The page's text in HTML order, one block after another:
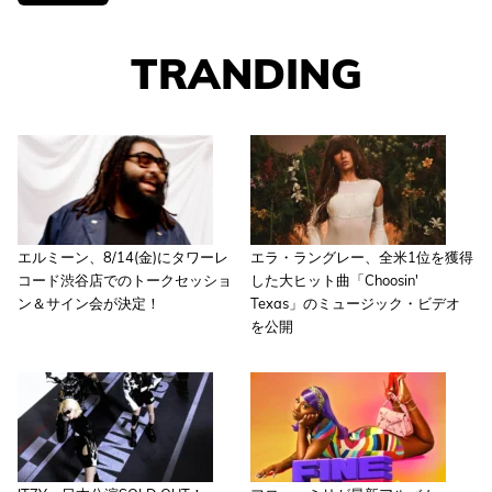
TRANDING
エルミーン、8/14(金)にタワーレ
コード渋谷店でのトークセッショ
ン＆サイン会が決定！
エラ・ラングレー、全米1位を獲得
した大ヒット曲「Choosin'
Texas」のミュージック・ビデオ
を公開